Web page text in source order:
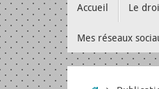
au
contenu
Accueil Le
Mes réseaux